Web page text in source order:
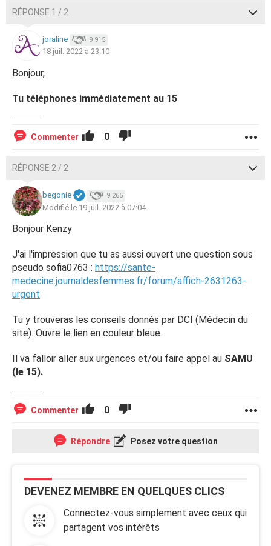
RÉPONSE 1 / 2
joraline 9 915
18 juil. 2022 à 23:10
Bonjour,
Tu téléphones immédiatement au 15
Commenter 0
RÉPONSE 2 / 2
begonie 9 265
Modifié le 19 juil. 2022 à 07:04
Bonjour Kenzy
J'ai l'impression que tu as aussi ouvert une question sous
pseudo sofia0763 : https://sante-
medecine.journaldesfemmes.fr/forum/affich-2631263-
urgent
Tu y trouveras les conseils donnés par DCI (Médecin du
site). Ouvre le lien en couleur bleue.
Il va falloir aller aux urgences et/ou faire appel au SAMU
(le 15).
Commenter 0
Répondre Posez votre question
DEVENEZ MEMBRE EN QUELQUES CLICS
Connectez-vous simplement avec ceux qui
partagent vos intérêts